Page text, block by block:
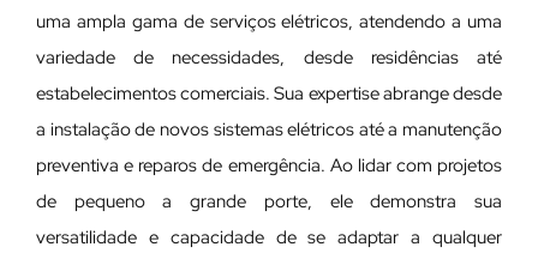
uma ampla gama de serviços elétricos, atendendo a uma
variedade de necessidades, desde residências até
estabelecimentos comerciais. Sua expertise abrange desde
a instalação de novos sistemas elétricos até a manutenção
preventiva e reparos de emergência. Ao lidar com projetos
de pequeno a grande porte, ele demonstra sua
versatilidade e capacidade de se adaptar a qualquer